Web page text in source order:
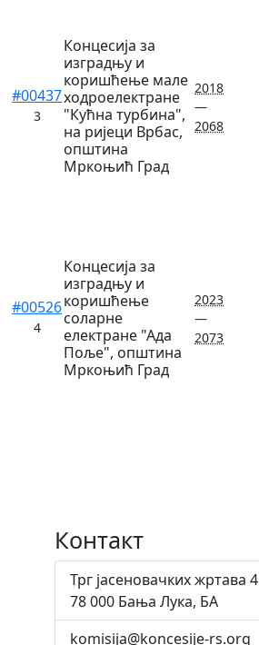
#00437
3
Концесија за
изградњу и
коришћење мале
ходроелектране
"Кућна турбина",
на ријеци Врбас,
општина
Мркоњић Град
2018
—
2068
#00526
4
Концесија за
изградњу и
коришћење
соларне
електране "Ада
Поље", општина
Мркоњић Град
2023
—
2073
Контакт
Трг јасеновачких жртава 4
78 000 Бања Лука, БА
komisija@koncesije-rs.org